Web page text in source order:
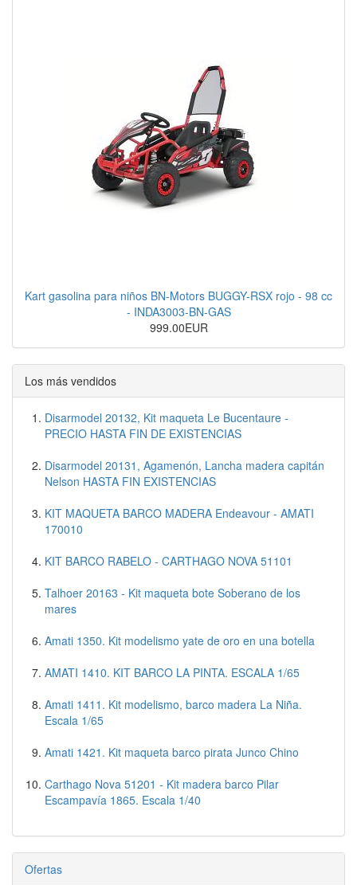
Kart gasolina para niños BN-Motors BUGGY-RSX rojo - 98 cc
- INDA3003-BN-GAS
999.00EUR
Los más vendidos
Disarmodel 20132, Kit maqueta Le Bucentaure -
PRECIO HASTA FIN DE EXISTENCIAS
Disarmodel 20131, Agamenón, Lancha madera capitán
Nelson HASTA FIN EXISTENCIAS
KIT MAQUETA BARCO MADERA Endeavour - AMATI
170010
KIT BARCO RABELO - CARTHAGO NOVA 51101
Talhoer 20163 - Kit maqueta bote Soberano de los
mares
Amati 1350. Kit modelismo yate de oro en una botella
AMATI 1410. KIT BARCO LA PINTA. ESCALA 1/65
Amati 1411. Kit modelismo, barco madera La Niña.
Escala 1/65
Amati 1421. Kit maqueta barco pirata Junco Chino
Carthago Nova 51201 - Kit madera barco Pilar
Escampavía 1865. Escala 1/40
Ofertas